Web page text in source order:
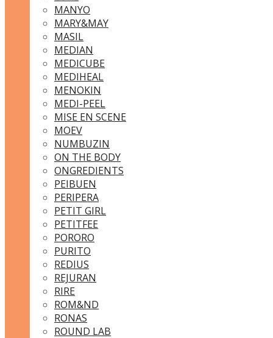
MANYO
MARY&MAY
MASIL
MEDIAN
MEDICUBE
MEDIHEAL
MENOKIN
MEDI-PEEL
MISE EN SCENE
MOEV
NUMBUZIN
ON THE BODY
ONGREDIENTS
PEIBUEN
PERIPERA
PETIT GIRL
PETITFEE
PORORO
PURITO
REDIUS
REJURAN
RIRE
ROM&ND
RONAS
ROUND LAB